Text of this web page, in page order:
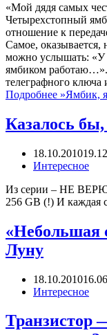
«Мой дядя самых
Четырехстопный
отношение к
Самое, оказывается,
можно услышать:
ямбиком работаю…».
телеграфного
Подробнее »Ямбик,
Казалось
18.10.2010
Интересное
Из серии – НЕ
256 GB (!) И каждая
«Небольшая
Луну
18.10.2010
Интересное
Транзистор